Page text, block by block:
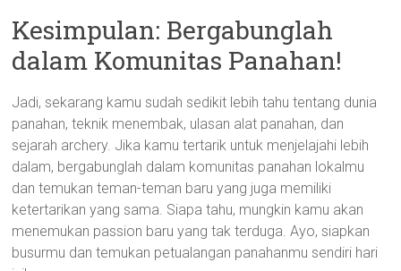
Kesimpulan: Bergabunglah
dalam Komunitas Panahan!
Jadi, sekarang kamu sudah sedikit lebih tahu tentang dunia
panahan, teknik menembak, ulasan alat panahan, dan
sejarah archery. Jika kamu tertarik untuk menjelajahi lebih
dalam, bergabunglah dalam komunitas panahan lokalmu
dan temukan teman-teman baru yang juga memiliki
ketertarikan yang sama. Siapa tahu, mungkin kamu akan
menemukan passion baru yang tak terduga. Ayo, siapkan
busurmu dan temukan petualangan panahanmu sendiri hari